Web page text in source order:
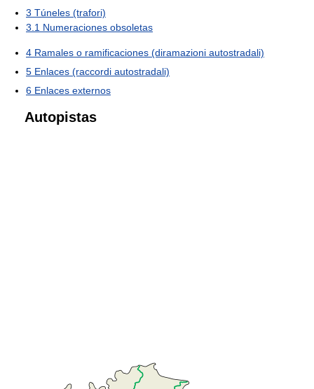
3 Túneles (trafori)
3.1 Numeraciones obsoletas
4 Ramales o ramificaciones (diramazioni autostradali)
5 Enlaces (raccordi autostradali)
6 Enlaces externos
Autopistas